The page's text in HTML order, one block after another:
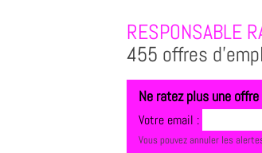
RESPONSABLE
455 offres
Ne ratez plus une offre
Votre email :
Vous pouvez annuler les